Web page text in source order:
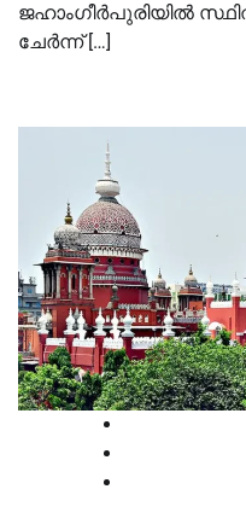
ജഹാംഗീര്‍പുരിയില്‍
ചേര്‍ന്ന് […]